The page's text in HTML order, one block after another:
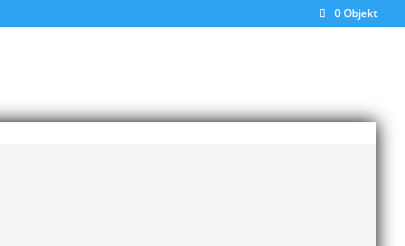
0 Objekt